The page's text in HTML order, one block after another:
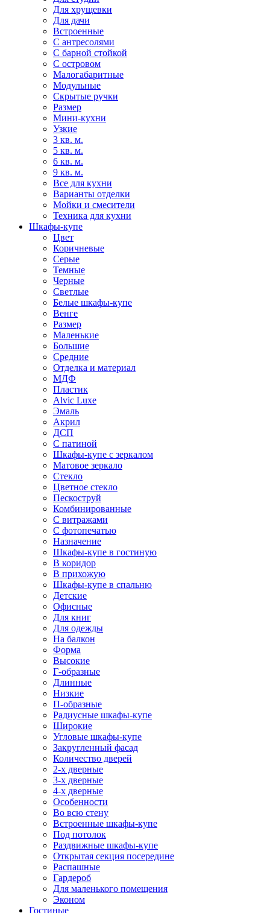
Для хрущевки
Для дачи
Встроенные
С антресолями
С барной стойкой
С островом
Малогабаритные
Модульные
Скрытые ручки
Размер
Мини-кухни
Узкие
3 кв. м.
5 кв. м.
6 кв. м.
9 кв. м.
Все для кухни
Варианты отделки
Мойки и смесители
Техника для кухни
Шкафы-купе
Цвет
Коричневые
Серые
Темные
Черные
Светлые
Белые шкафы-купе
Венге
Размер
Маленькие
Большие
Средние
Отделка и материал
МДФ
Пластик
Alvic Luxe
Эмаль
Акрил
ДСП
С патиной
Шкафы-купе с зеркалом
Матовое зеркало
Стекло
Цветное стекло
Пескоструй
Комбинированные
С витражами
С фотопечатью
Назначение
Шкафы-купе в гостиную
В коридор
В прихожую
Шкафы-купе в спальню
Детские
Офисные
Для книг
Для одежды
На балкон
Форма
Высокие
Г-образные
Длинные
Низкие
П-образные
Радиусные шкафы-купе
Широкие
Угловые шкафы-купе
Закругленный фасад
Количество дверей
2-х дверные
3-х дверные
4-х дверные
Особенности
Во всю стену
Встроенные шкафы-купе
Под потолок
Раздвижные шкафы-купе
Открытая секция посередине
Распашные
Гардероб
Для маленького помещения
Эконом
Гостиные